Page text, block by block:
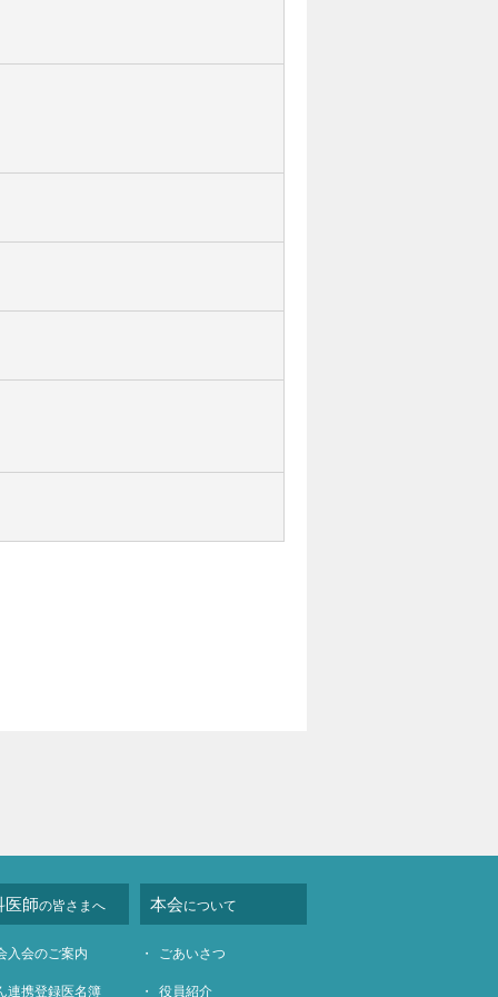
医師の皆さまへ
入会のご案内
連携登録医名簿
本会について
ごあいさつ
役員紹介